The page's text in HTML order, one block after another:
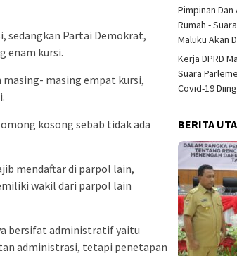
sedangkan Partai Demokrat,
enam kursi.
masing- masing empat kursi,
kosong sebab tidak ada
mendaftar di parpol lain,
wakil dari parpol lain
bersifat administratif yaitu
administrasi, tetapi penetapan
Pimpinan
Rumah -
Maluku Akan
Kerja DPRD
Suara
Covid-19
BERITA